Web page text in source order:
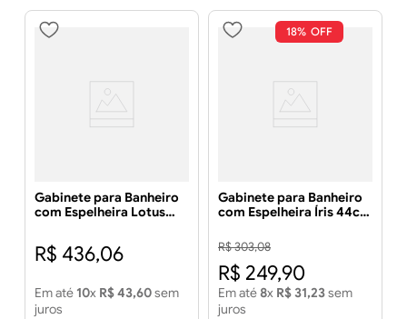
Gabinete para Banheiro
com Espelheira Lotus
White - MGM MÓVEIS
R$ 436,06
Em até 10x R$43,60sem
juros
18%
Gabinete para Banheiro
com Espelheira Íris 44cm
MGM MÓVEIS
R$303,08
R$ 249,90
Em até8x R$ 31,23sem
juros